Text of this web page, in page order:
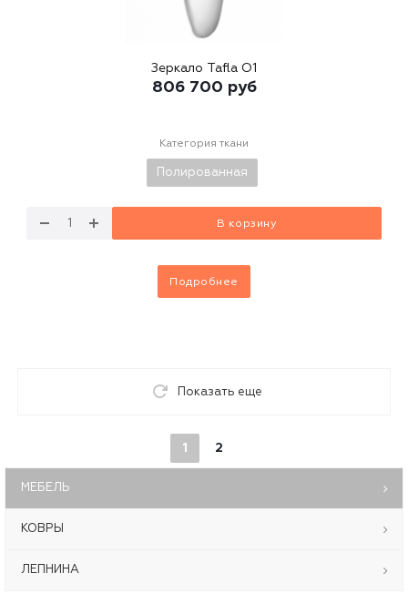
Зеркало Tafla O1
806 700 руб
Категория ткани
Полированная
В корзину
Подробнее
Показать еще
1 2
МЕБЕЛЬ
КОВРЫ
ЛЕПНИНА